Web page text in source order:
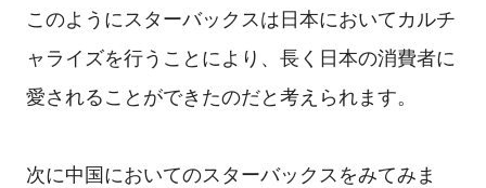
このようにスターバックスは日本においてカルチ
ャライズを行うことにより、長く日本の消費者に
愛されることができたのだと考えられます。
次に中国においてのスターバックスをみてみま